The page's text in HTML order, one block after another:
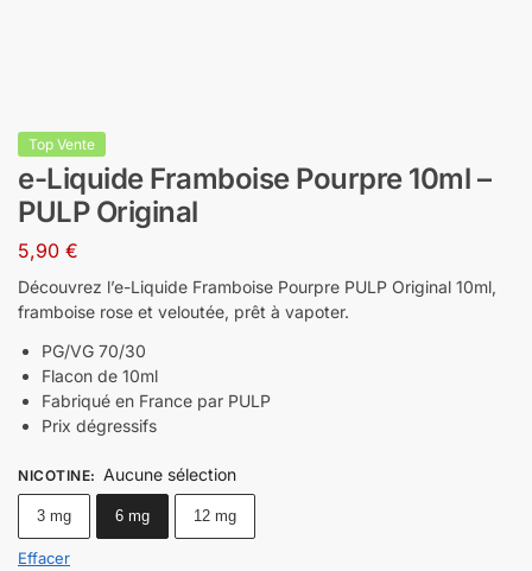
Top Vente
e-Liquide Framboise Pourpre 10ml –
PULP Original
5,90 €
Découvrez l’e-Liquide Framboise Pourpre PULP Original 10ml,
framboise rose et veloutée, prêt à vapoter.
PG/VG 70/30
Flacon de 10ml
Fabriqué en France par PULP
Prix dégressifs
NICOTINE: Aucune sélection
3 mg 6 mg 12 mg
Effacer